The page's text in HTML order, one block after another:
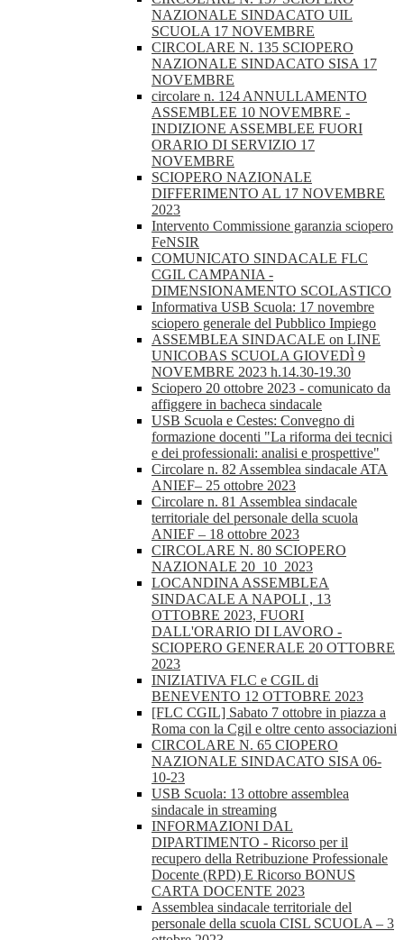
NAZIONALE SINDACATO UIL
SCUOLA 17 NOVEMBRE
CIRCOLARE N. 135 SCIOPERO
NAZIONALE SINDACATO SISA 17
NOVEMBRE
circolare n. 124 ANNULLAMENTO
ASSEMBLEE 10 NOVEMBRE -
INDIZIONE ASSEMBLEE FUORI
ORARIO DI SERVIZIO 17
NOVEMBRE
SCIOPERO NAZIONALE
DIFFERIMENTO AL 17 NOVEMBRE
2023
Intervento Commissione garanzia sciopero
FeNSIR
COMUNICATO SINDACALE FLC
CGIL CAMPANIA -
DIMENSIONAMENTO SCOLASTICO
Informativa USB Scuola: 17 novembre
sciopero generale del Pubblico Impiego
ASSEMBLEA SINDACALE on LINE
UNICOBAS SCUOLA GIOVEDÌ 9
NOVEMBRE 2023 h.14.30-19.30
Sciopero 20 ottobre 2023 - comunicato da
affiggere in bacheca sindacale
USB Scuola e Cestes: Convegno di
formazione docenti "La riforma dei tecnici
e dei professionali: analisi e prospettive"
Circolare n. 82 Assemblea sindacale ATA
ANIEF– 25 ottobre 2023
Circolare n. 81 Assemblea sindacale
territoriale del personale della scuola
ANIEF – 18 ottobre 2023
CIRCOLARE N. 80 SCIOPERO
NAZIONALE 20_10_2023
LOCANDINA ASSEMBLEA
SINDACALE A NAPOLI , 13
OTTOBRE 2023, FUORI
DALL'ORARIO DI LAVORO -
SCIOPERO GENERALE 20 OTTOBRE
2023
INIZIATIVA FLC e CGIL di
BENEVENTO 12 OTTOBRE 2023
[FLC CGIL] Sabato 7 ottobre in piazza a
Roma con la Cgil e oltre cento associazioni
CIRCOLARE N. 65 CIOPERO
NAZIONALE SINDACATO SISA 06-
10-23
USB Scuola: 13 ottobre assemblea
sindacale in streaming
INFORMAZIONI DAL
DIPARTIMENTO - Ricorso per il
recupero della Retribuzione Professionale
Docente (RPD) E Ricorso BONUS
CARTA DOCENTE 2023
Assemblea sindacale territoriale del
personale della scuola CISL SCUOLA – 3